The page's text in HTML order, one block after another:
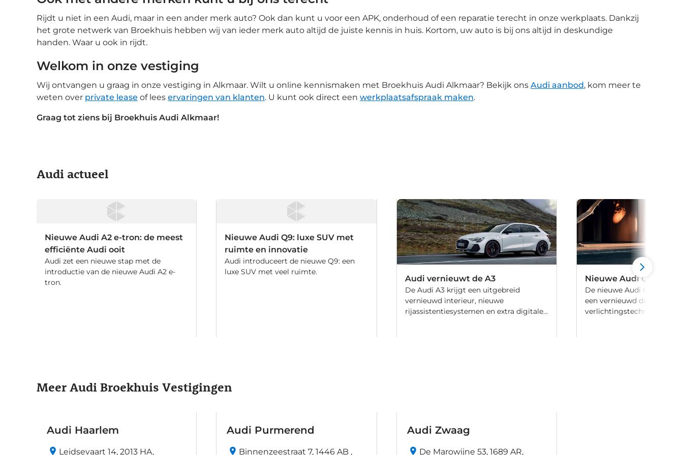
Rijdt u niet in een Audi, maar in een ander merk auto? Ook dan kunt u voor een APK, onderhoud of een reparatie terecht in onze werkplaats. Dankzij
het grote netwerk van Broekhuis hebben wij van ieder merk auto altijd de juiste kennis in huis. Kortom, uw auto is bij ons altijd in deskundige
handen. Waar u ook in rijdt.
Welkom in onze vestiging
Wij ontvangen u graag in onze vestiging in Alkmaar. Wilt u online kennismaken met Broekhuis Audi Alkmaar? Bekijk ons Audi aanbod, kom meer te
weten over private lease of lees ervaringen van klanten. U kunt ook direct een werkplaatsafspraak maken.
Graag tot ziens bij Broekhuis Audi Alkmaar!
Audi actueel
Nieuwe Audi A2 e-tron: de meest
efficiënte Audi ooit
Audi zet een nieuwe stap met de
introductie van de nieuwe Audi A2 e-
tron.
Nieuwe Audi Q9: luxe SUV met
ruimte en innovatie
Audi introduceert de nieuwe Q9: een
luxe SUV met veel ruimte.
Audi vernieuwt de A3
De Audi A3 krijgt een uitgebreid
vernieuwd interieur, nieuwe
rijassistentiesystemen en extra digitale
Nieuwe Audi Q7
De nieuwe Audi Q7 biedt
een vernieuwd design,
verlichtingstechnologie en
Meer Audi Broekhuis Vestigingen
Audi Haarlem
Leidsevaart 14, 2013 HA,
Audi Purmerend
Binnenzeestraat 7, 1446 AB ,
Audi Zwaag
De Marowijne 53, 1689 AR,